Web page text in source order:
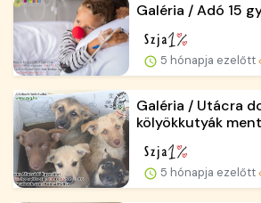
Galéria / Adó 15
5 hónapja ezelőtt
Galéria / Utácra
kölyökkutyák
5 hónapja ezelőtt